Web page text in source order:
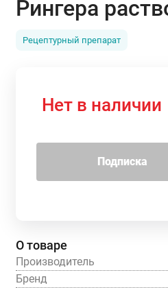
Рингера
Рецептурный препарат
Нет в наличии
Подписка
О товаре
Производитель
Бренд